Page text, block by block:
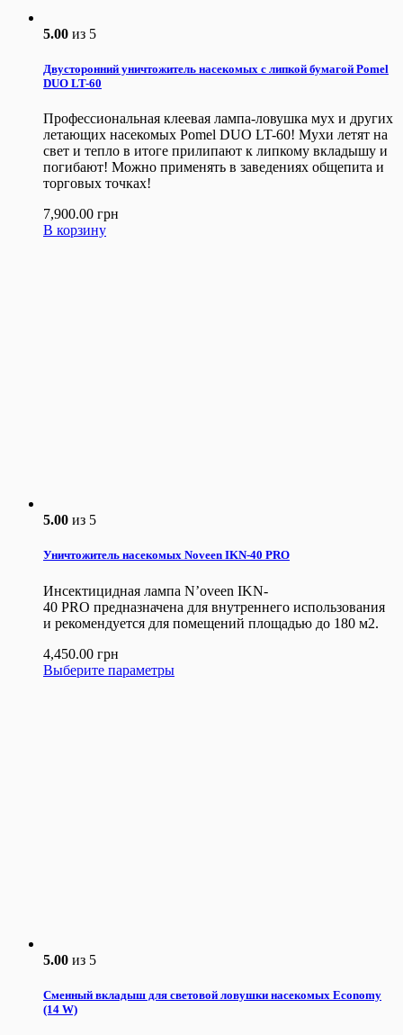
5.00 из 5
Двусторонний уничтожитель насекомых с липкой бумагой Pomel
DUO LT-60
Профессиональная клеевая лампа-ловушка мух и других
летающих насекомых Pomel DUO LT-60! Мухи летят на
свет и тепло в итоге прилипают к липкому вкладышу и
погибают! Можно применять в заведениях общепита и
торговых точках!
7,900.00 грн
В корзину
5.00 из 5
Уничтожитель насекомых Noveen IKN-40 PRO
Инсектицидная лампа N’oveen IKN-
40 PRO предназначена для внутреннего использования
и рекомендуется для помещений площадью до 180 м2.
4,450.00 грн
Выберите параметры
5.00 из 5
Сменный вкладыш для световой ловушки насекомых Economy
(14 W)